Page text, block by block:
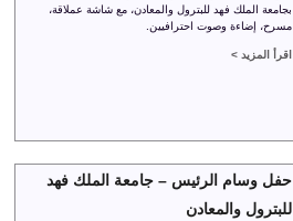
بجامعة الملك فهد للبترول والمعادن، مع شاشة عملاقة،
مسرح، إضاءة وصوت احترافيين.
اقرأ المزيد >
حفل وسام الرئيس – جامعة الملك فهد
للبترول والمعادن